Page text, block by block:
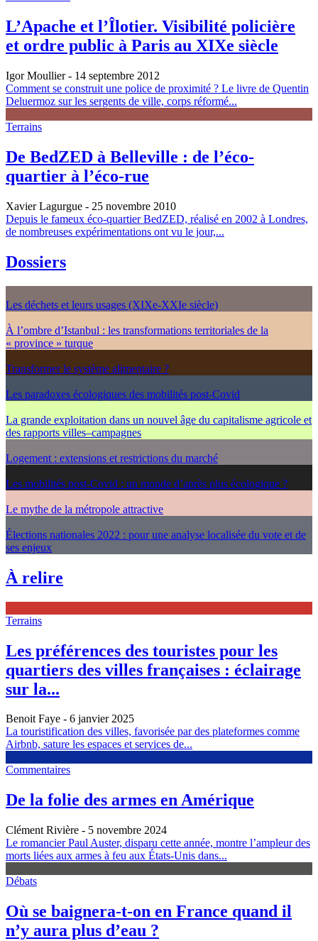
L’Apache et l’Îlotier. Visibilité policière
et ordre public à Paris au XIXe siècle
Igor Moullier- 14 septembre 2012
Comment se construit une police de proximité ? Le livre de Quentin
Deluermoz sur les sergents de ville, corps réformé...
Terrains
De BedZED à Belleville : de l’éco-
quartier à l’éco-rue
Xavier Lagurgue - 25 novembre 2010
Depuis le fameux éco-quartier BedZED, réalisé en 2002 à Londres,
de nombreuses expérimentations ont vu le jour,...
Dossiers
Les déchets et leurs usages (XIXe-XXIe siècle)
À l’ombre d’Istanbul : les transformations territoriales de la
« province » turque
Transformer le système alimentaire ?
Les paradoxes écologiques des mobilités post-Covid
La grande exploitation dans un nouvel âge du capitalisme agricole et
des rapports villes–campagnes
Logement : extensions et restrictions du marché
Les mobilités post-Covid : un monde d’après plus écologique ?
Le mythe de la métropole attractive
Élections nationales 2022 : pour une analyse localisée du vote et de
ses enjeux
À relire
Terrains
Les préférences des touristes pour les
quartiers des villes françaises : éclairage
sur la...
Benoit Faye - 6 janvier 2025
La touristification des villes, favorisée par des plateformes comme
Airbnb, sature les espaces et services de...
Commentaires
De la folie des armes en Amérique
Clément Rivière - 5 novembre 2024
Le romancier Paul Auster, disparu cette année, montre l’ampleur des
morts liées aux armes à feu aux États-Unis dans...
Débats
Où se baignera-t-on en France quand il
n’y aura plus d’eau ?